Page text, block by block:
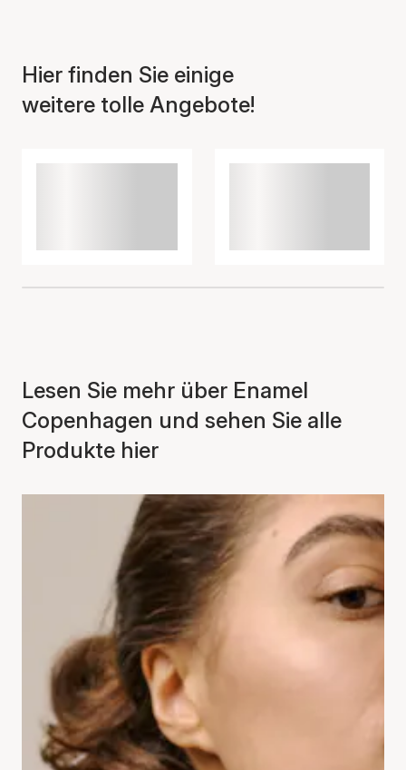
Hier finden Sie einige
weitere tolle Angebote!
Lesen Sie mehr über Enamel
Copenhagen und sehen Sie alle
Produkte hier